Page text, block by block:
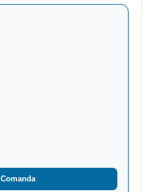
Comanda